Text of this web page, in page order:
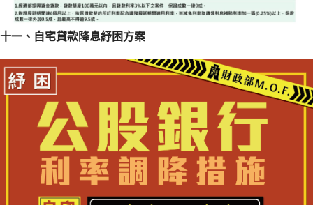
十一、自宅貸款降息紓困方案